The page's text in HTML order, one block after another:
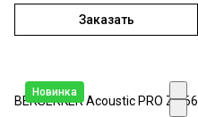
Заказать
Новинка
BERSERKER Acoustic PRO Z 466